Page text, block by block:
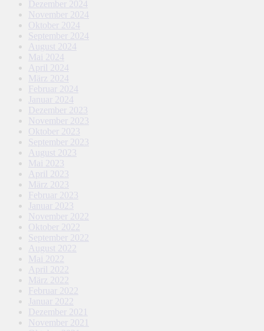
Dezember 2024
November 2024
Oktober 2024
September 2024
August 2024
Mai 2024
April 2024
März 2024
Februar 2024
Januar 2024
Dezember 2023
November 2023
Oktober 2023
September 2023
August 2023
Mai 2023
April 2023
März 2023
Februar 2023
Januar 2023
November 2022
Oktober 2022
September 2022
August 2022
Mai 2022
April 2022
März 2022
Februar 2022
Januar 2022
Dezember 2021
November 2021